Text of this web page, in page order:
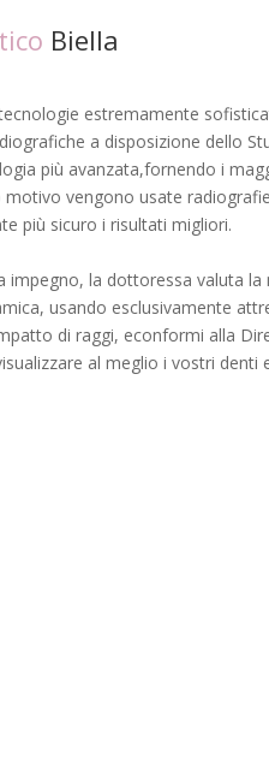
Biella
estremamente
a disposizione dello
più avanzata,fornendo i
motivo vengono usate
più sicuro i risultati migliori.
impegno, la dottoressa valuta
usando esclusivamente
di raggi, econformi alla
al meglio i vostri denti